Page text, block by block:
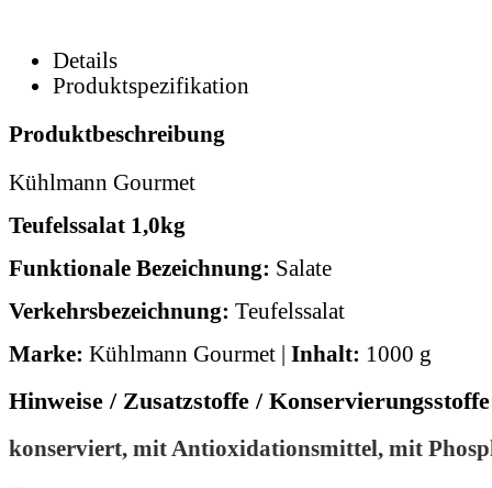
Details
Produktspezifikation
Produktbeschreibung
Kühlmann Gourmet
Teufelssalat 1,0kg
Funktionale Bezeichnung: Salate
Verkehrsbezeichnung: Teufelssalat
Marke: Kühlmann Gourmet | Inhalt: 1000 g
Hinweise / Zusatzstoffe /
konserviert, mit Antioxidationsmittel, mit